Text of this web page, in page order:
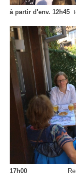
à partir d'env. 12h45
17h00 Rendez-